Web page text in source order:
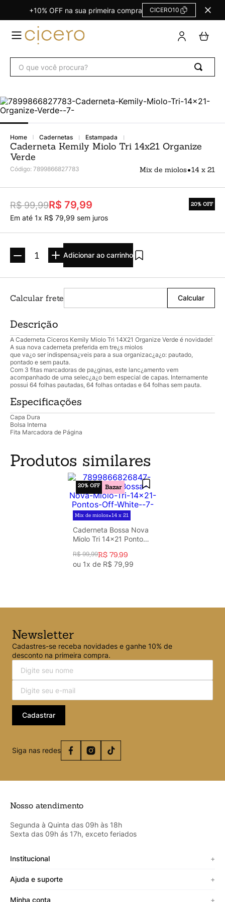
+10% OFF na sua primeira compra CICERO10
cadernetas estampada
Caderneta Kemily Miolo Tri 14x21 Organize
Verde
Código: 7899866827783 Mix de miolos•14 x 21
R$ 99,99R$ 79,99
Em até 1x R$ 79,99 sem juros
20% OFF
Adicionar ao carrinho
Descrição
A Caderneta Ciceros Kemily Miolo Tri 14X21 Organize Verde é novidade!
A sua nova caderneta preferida em tre¿s miolos
que va¿o ser indispensa¿veis para a sua organizac¿a¿o: pautado,
pontado e sem pauta.
Com 3 fitas marcadoras de pa¿ginas, este lanc¿amento vem
acompanhado de uma selec¿a¿o bem especial de capas. Internamente
possui 64 folhas pautadas, 64 folhas ontadas e 64 folhas sem pauta.
Especificações
Capa Dura
Bolsa Interna
Fita Marcadora de Página
Produtos similares
20% OFF Bazar
Mix de miolos•14 x 21
Caderneta Bossa Nova
Miolo Tri 14x21 Pontos
R$ 99,99R$ 79,99
ou 1x de R$ 79,99
Newsletter
Cadastres-se receba novidades e ganhe 10% de
desconto na primeira compra.
Cadastrar
Siga nas redes
Nosso atendimento
Segunda à Quinta das 09h às 18h
Sexta das 09h ás 17h, exceto feriados
Institucional +
Sobre a Cicero
Ajuda e suporte +
Termos de uso
Minha conta +
TERMOS
MAIS
Agendas Calendários
3ºFichário
4ºCaderno
Planner Permanente
Planner
Trancoso
Caderneta